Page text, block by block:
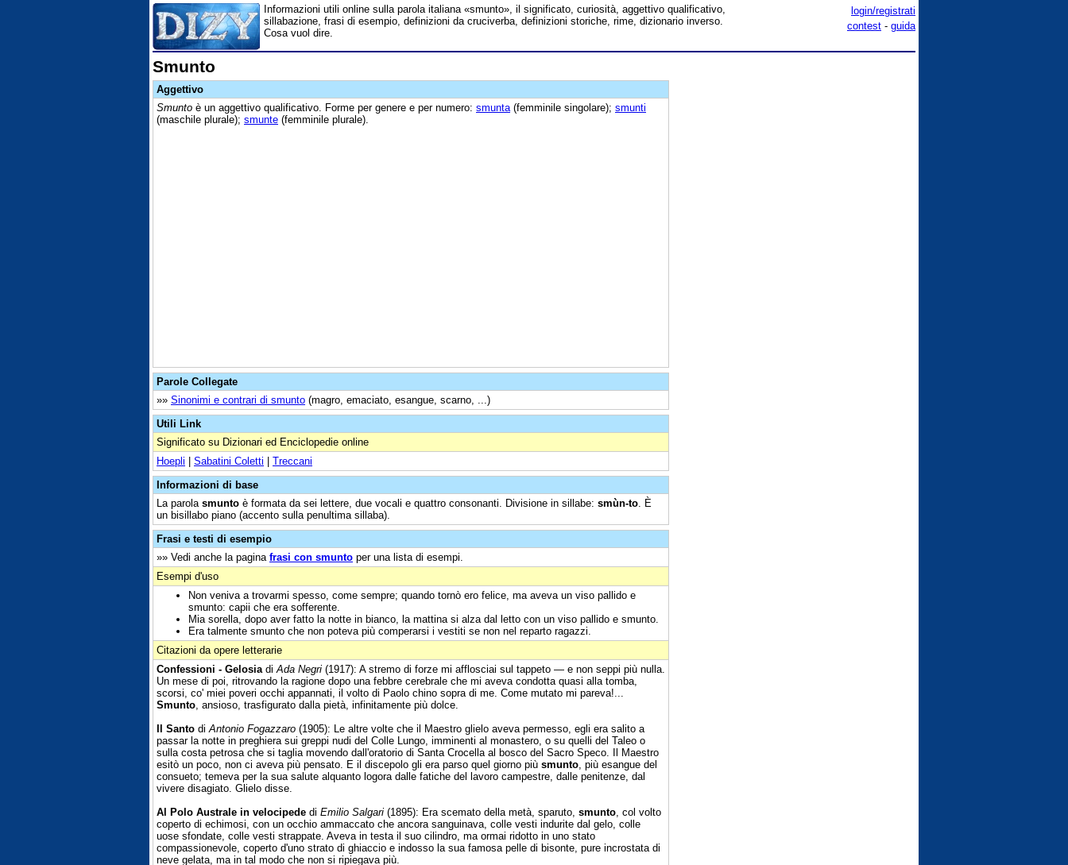
login/registrati
contest - guida
Informazioni utili online sulla parola italiana «smunto», il significato, curiosità, aggettivo qualificativo,
sillabazione, frasi di esempio, definizioni da cruciverba, definizioni storiche, rime, dizionario inverso.
Cosa vuol dire.
Smunto
Aggettivo
Smunto è un aggettivo qualificativo. Forme per genere e per numero: smunta (femminile singolare); smunti
(maschile plurale); smunte (femminile plurale).
Parole Collegate
»» Sinonimi e contrari di smunto (magro, emaciato, esangue, scarno, ...)
Utili Link
Significato su Dizionari ed Enciclopedie online
Hoepli | Sabatini Coletti | Treccani
Informazioni di base
La parola smunto è formata da sei lettere, due vocali e quattro consonanti. Divisione in sillabe: smùn-to . È
un bisillabo piano (accento sulla penultima sillaba).
Frasi e testi di esempio
»» Vedi anche la pagina frasi con smunto per una lista di esempi.
Esempi d'uso
Non veniva a trovarmi spesso, come sempre; quando tornò ero felice, ma aveva un viso pallido e
smunto: capii che era sofferente.
Mia sorella, dopo aver fatto la notte in bianco, la mattina si alza dal letto con un viso pallido e smunto.
Era talmente smunto che non poteva più comperarsi i vestiti se non nel reparto ragazzi.
Citazioni da opere letterarie
Confessioni - Gelosia di Ada Negri (1917): A stremo di forze mi afflosciai sul tappeto — e non seppi più nulla.
Un mese di poi, ritrovando la ragione dopo una febbre cerebrale che mi aveva condotta quasi alla tomba,
scorsi, co' miei poveri occhi appannati, il volto di Paolo chino sopra di me. Come mutato mi pareva!...
Smunto , ansioso, trasfigurato dalla pietà, infinitamente più dolce.
Il Santo di Antonio Fogazzaro (1905): Le altre volte che il Maestro glielo aveva permesso, egli era salito a
passar la notte in preghiera sui greppi nudi del Colle Lungo, imminenti al monastero, o su quelli del Taleo o
sulla costa petrosa che si taglia movendo dall'oratorio di Santa Crocella al bosco del Sacro Speco. Il Maestro
esitò un poco, non ci aveva più pensato. E il discepolo gli era parso quel giorno più smunto , più esangue del
consueto; temeva per la sua salute alquanto logora dalle fatiche del lavoro campestre, dalle penitenze, dal
vivere disagiato. Glielo disse.
Al Polo Australe in velocipede di Emilio Salgari (1895): Era scemato della metà, sparuto, smunto , col volto
coperto di echimosi, con un occhio ammaccato che ancora sanguinava, colle vesti indurite dal gelo, colle
uose sfondate, colle vesti strappate. Aveva in testa il suo cilindro, ma ormai ridotto in uno stato
compassionevole, coperto d'uno strato di ghiaccio e indosso la sua famosa pelle di bisonte, pure incrostata di
neve gelata, ma in tal modo che non si ripiegava più.